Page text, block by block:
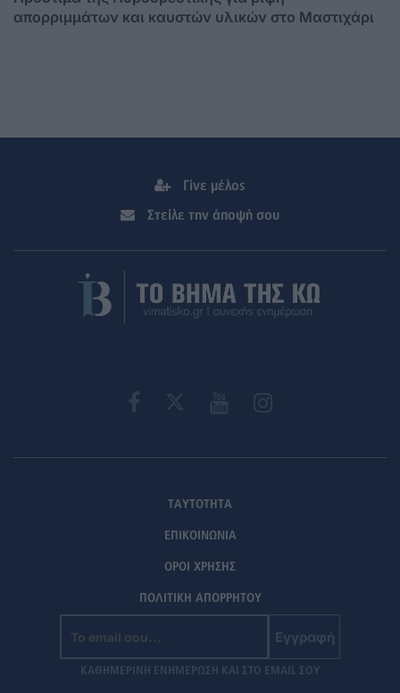
απορριμμάτων και καυστών υλικών στο Μαστιχάρι
Γίνε μέλος
Στείλε την άποψή σου
ΤΑΥΤΟΤΗΤΑ
ΕΠΙΚΟΙΝΩΝΙΑ
ΟΡΟΙ ΧΡΗΣΗΣ
ΠΟΛΙΤΙΚΗ ΑΠΟΡΡΗΤΟΥ
Εγγραφή
ΚΑΘΗΜΕΡΙΝΗ ΕΝΗΜΕΡΩΣΗ ΚΑΙ ΣΤΟ EMAIL ΣΟΥ